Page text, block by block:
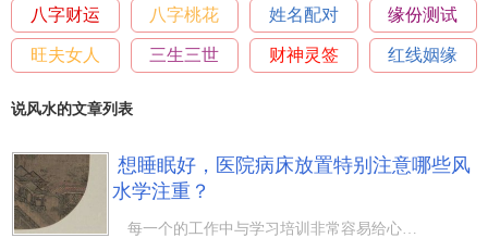
八字财运 八字桃花 姓名配对 缘份测试
旺夫女人 三生三世 财神灵签 红线姻缘
说风水的文章列表
想睡眠好，医院病床放置特别注意哪些风
水学注重？
每一个的工作中与学习培训非常容易给心身产生疲惫感，而必须一个好睡眠质量才可以减轻这类怠倦及其有着好的